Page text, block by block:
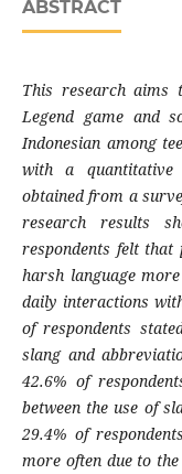
ABSTRACT
This research aims
Legend game and
Indonesian among
with a quantitative
obtained from a
research results
respondents felt that
harsh language
daily interactions
of respondents
slang and
42.6% of
between the use of
29.4% of
more often due to